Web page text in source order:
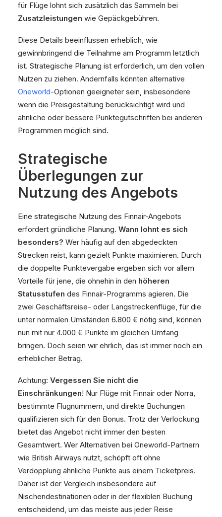
für Flüge lohnt sich zusätzlich das Sammeln bei
Zusatzleistungen wie Gepäckgebühren.
Diese Details beeinflussen erheblich, wie
gewinnbringend die Teilnahme am Programm letztlich
ist. Strategische Planung ist erforderlich, um den vollen
Nutzen zu ziehen. Andernfalls könnten alternative
Oneworld-Optionen geeigneter sein, insbesondere
wenn die Preisgestaltung berücksichtigt wird und
ähnliche oder bessere Punktegutschriften bei anderen
Programmen möglich sind.
Strategische
Überlegungen zur
Nutzung des Angebots
Eine strategische Nutzung des Finnair-Angebots
erfordert gründliche Planung. Wann lohnt es sich
besonders? Wer häufig auf den abgedeckten
Strecken reist, kann gezielt Punkte maximieren. Durch
die doppelte Punktevergabe ergeben sich vor allem
Vorteile für jene, die ohnehin in den höheren
Statusstufen des Finnair-Programms agieren. Die
zwei Geschäftsreise- oder Langstreckenflüge, für die
unter normalen Umständen 6.800 € nötig sind, können
nun mit nur 4.000 € Punkte im gleichen Umfang
bringen. Doch seien wir ehrlich, das ist immer noch ein
erheblicher Betrag.
Achtung: Vergessen Sie nicht die
Einschränkungen! Nur Flüge mit Finnair oder Norra,
bestimmte Flugnummern, und direkte Buchungen
qualifizieren sich für den Bonus. Trotz der Verlockung
bietet das Angebot nicht immer den besten
Gesamtwert. Wer Alternativen bei Oneworld-Partnern
wie British Airways nutzt, schöpft oft ohne
Verdopplung ähnliche Punkte aus einem Ticketpreis.
Daher ist der Vergleich insbesondere auf
Nischendestinationen oder in der flexiblen Buchung
entscheidend, um das meiste aus jeder Reise